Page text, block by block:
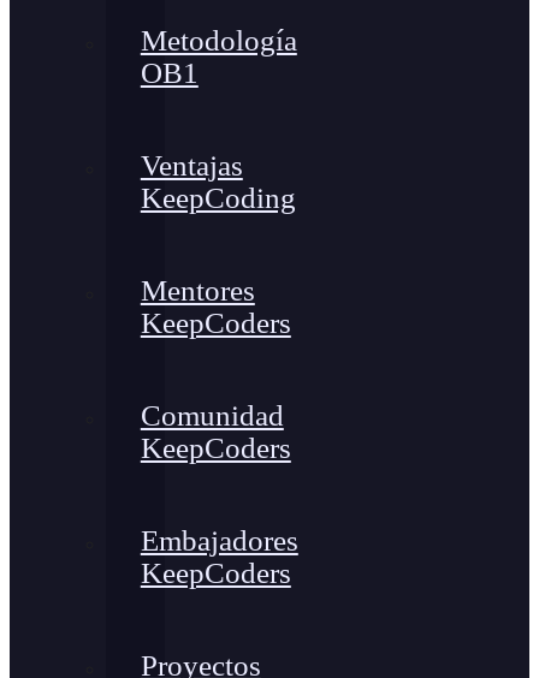
Metodología
OB1
Ventajas
KeepCoding
Mentores
KeepCoders
Comunidad
KeepCoders
Embajadores
KeepCoders
Proyectos